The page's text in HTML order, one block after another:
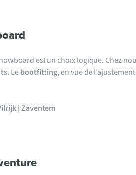
est un choix logique. Chez
Lebootfitting, en vue de
|Zaventem